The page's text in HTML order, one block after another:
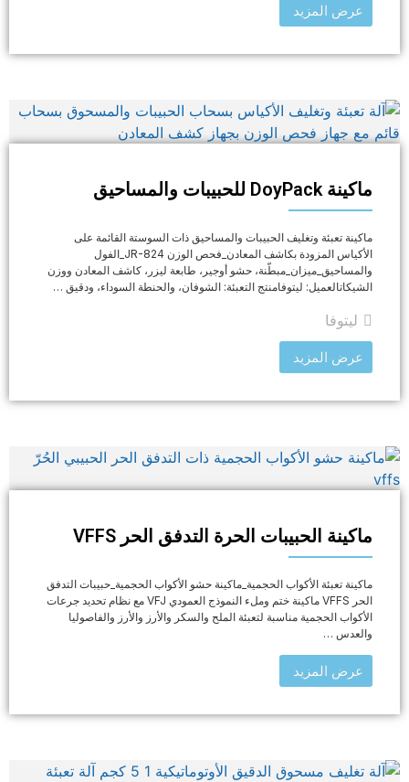
عرض المزيد
ماكينة DoyPack للحبيبات والمساحيق
ماكينة تعبئة وتغليف الحبيبات والمساحيق ذات السوستة القائمة على
الأكياس المزودة بكاشف المعادن_فحص الوزن JR-824_الفول
والمساحيق_ميزان_مبطّنة، حشو أوجير، طابعة ليزر، كاشف المعادن ووزن
الشيكاتالعميل: ليتوفامنتج التعبئة: الشوفان، والحنطة السوداء، ودقيق …
ليتوفا
عرض المزيد
ماكينة الحبيبات الحرة التدفق الحر VFFS
ماكينة تعبئة الأكواب الحجمية_ماكينة حشو الأكواب الحجمية_حبيبات التدفق
الحر VFFS ماكينة ختم وملء النموذج العمودي VFJ مع نظام تحديد جرعات
الأكواب الحجمية مناسبة لتعبئة الملح والسكر والأرز والأرز والفاصوليا
والعدس …
عرض المزيد